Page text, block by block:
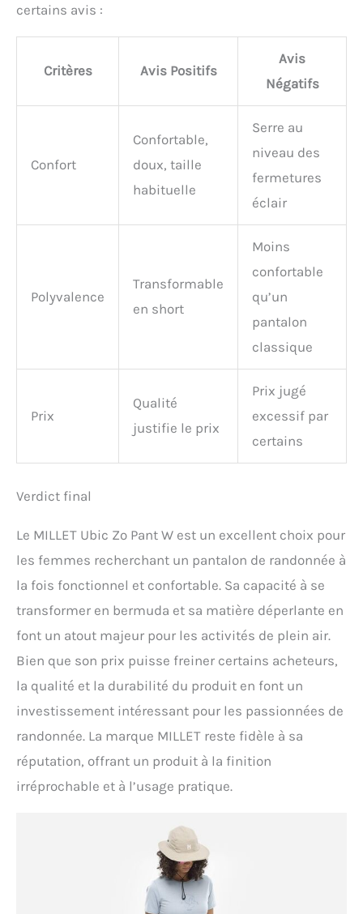
certains avis :
Critères Avis Positifs
Avis
Négatifs
Confort
Confortable,
doux, taille
habituelle
Serre au
niveau des
fermetures
éclair
Polyvalence
Transformable
en short
Moins
confortable
qu’un
pantalon
classique
Prix
Qualité
justifie le prix
Prix jugé
excessif par
certains
Verdict final
Le MILLET Ubic Zo Pant W est un excellent choix pour
les femmes recherchant un pantalon de randonnée à
la fois fonctionnel et confortable. Sa capacité à se
transformer en bermuda et sa matière déperlante en
font un atout majeur pour les activités de plein air.
Bien que son prix puisse freiner certains acheteurs,
la qualité et la durabilité du produit en font un
investissement intéressant pour les passionnées de
randonnée. La marque MILLET reste fidèle à sa
réputation, offrant un produit à la finition
irréprochable et à l’usage pratique.